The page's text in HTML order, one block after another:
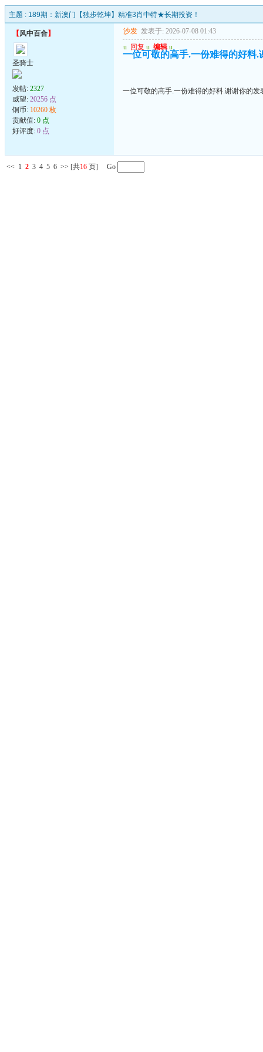
主题 : 189期：新澳门【独步乾坤】精准3肖中特★长期投资！
【风中百合】
圣骑士
发帖: 2327
威望: 20256 点
铜币: 10260 枚
贡献值: 0 点
好评度: 0 点
沙发 发表于: 2026-07-08 01:43
u 回复 u 编辑 u
一位可敬的高手.一份难得的好料.
一位可敬的高手.一份难得的好料.谢谢你的发
<< 1 2 3 4 5 6 >> [共16 页] Go